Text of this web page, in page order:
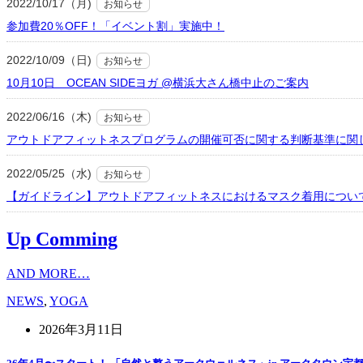
2022/10/17（月) お知らせ
参加費20％OFF！「イベント割」実施中！
2022/10/09（日) お知らせ
10月10日 OCEAN SIDEヨガ @横浜大さん橋中止のご案内
2022/06/16（木) お知らせ
アウトドアフィットネスプログラムの開催可否に関する判断基準に関
2022/05/25（水) お知らせ
【ガイドライン】アウトドアフィットネスにおけるマスク着用につい
Up Comming
AND MORE…
NEWS, YOGA
2026年3月11日